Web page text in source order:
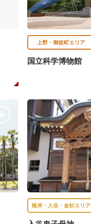
上野・御徒町エリア
国立科学博物館
根岸・入谷・金杉エリア